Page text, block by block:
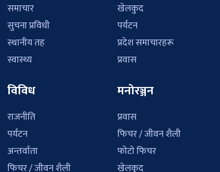
समाचार
सुचना प्रविधी
स्थानीय तह
स्वास्थ्य
खेलकुद
पर्यटन
प्रदेश समाचारहरू
प्रवास
विविध
राजनीति
पर्यटन
अन्तर्वाता
फिचर / जीवन शैली
मनोरञ्जन
प्रवास
फिचर / जीवन शैली
फोटो फिचर
खेलकुद